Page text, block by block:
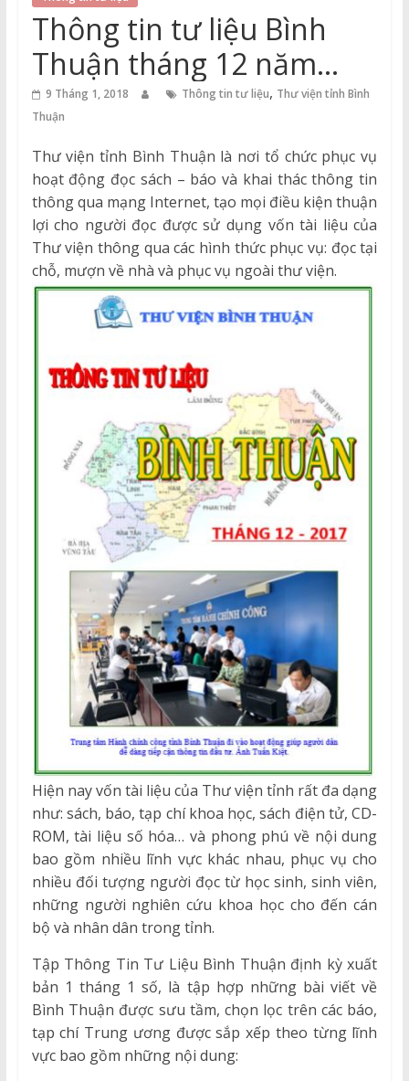
Thuận
Cổng
Vào
Tri
Thức
Thông tin tư liệu Bình
Thuận tháng 12 năm
2017
9 Tháng 1, 2018 Thông tin tư liệu, Thư viện tỉnh Bình
Thuận
Thư viện tỉnh Bình Thuận là nơi tổ chức phục vụ
hoạt động đọc sách – báo và khai thác thông tin
thông qua mạng Internet, tạo mọi điều kiện thuận
lợi cho người đọc được sử dụng vốn tài liệu của
Thư viện thông qua các hình thức phục vụ: đọc tại
chỗ, mượn về nhà và phục vụ ngoài thư viện.
Hiện nay vốn tài liệu của Thư viện tỉnh rất đa dạng
như: sách, báo, tạp chí khoa học, sách điện tử, CD-
ROM, tài liệu số hóa… và phong phú về nội dung
bao gồm nhiều lĩnh vực khác nhau, phục vụ cho
nhiều đối tượng người đọc từ học sinh, sinh viên,
những người nghiên cứu khoa học cho đến cán
bộ và nhân dân trong tỉnh.
Tập Thông Tin Tư Liệu Bình Thuận định kỳ xuất
bản 1 tháng 1 số, là tập hợp những bài viết về
Bình Thuận được sưu tầm, chọn lọc trên các báo,
tạp chí Trung ương được sắp xếp theo từng lĩnh
vực bao gồm những nội dung: